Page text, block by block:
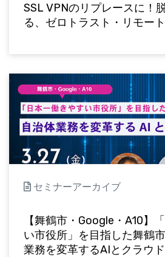
SSL VPNのリプレースに！
る、ゼロトラスト・リモー
セミナーアーカイブ
【舞鶴市・Google・A10】
い市役所」を目指した舞鶴
業務を変革するAIとクラウ